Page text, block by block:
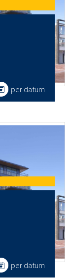
per datum
per datum